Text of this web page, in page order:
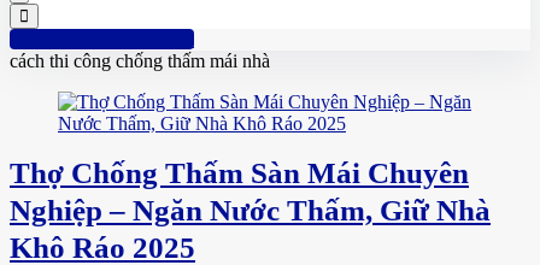
Hotline: 0961 894 472
cách thi công chống thấm mái nhà
Thợ Chống Thấm Sàn Mái Chuyên
Nghiệp – Ngăn Nước Thấm, Giữ Nhà
Khô Ráo 2025